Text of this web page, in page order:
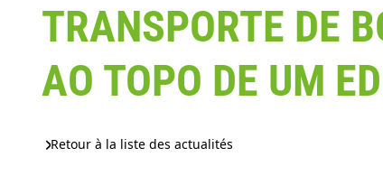
TRANSPORTE DE
AO TOPO DE UM
Retour à la liste des actualités